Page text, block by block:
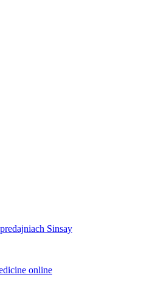
Sinsay
online